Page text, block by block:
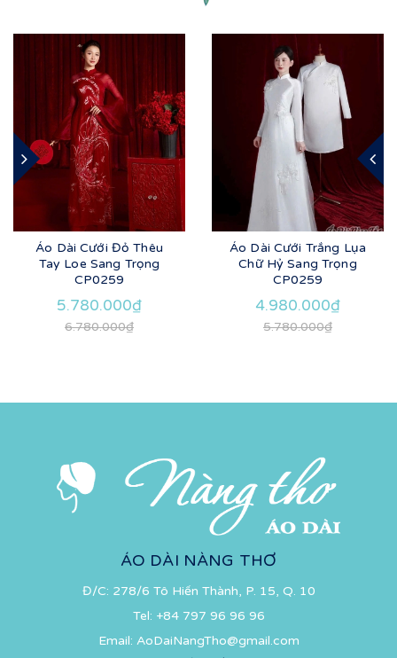
Áo Dài Cưới Đỏ Thêu
Tay Loe Sang Trọng
CP0259
5.780.000₫
6.780.000₫
Áo Dài Cưới Trắng Lụa
Chữ Hỷ Sang Trọng
CP0259
4.980.000₫
5.780.000₫
ÁO DÀI NÀNG THƠ
Đ/C: 278/6 Tô Hiến Thành, P. 15, Q. 10
Tel: +84 797 96 96 96
Email: AoDaiNangTho@gmail.com